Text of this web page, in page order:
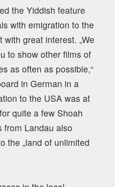
the Yiddish feature
with emigration to the
great interest. „We
to show other films of
as often as possible,“
in German in a
to the USA was at
quite a few Shoah
from Landau also
the „land of unlimited